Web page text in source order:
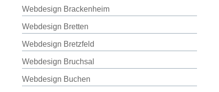
Webdesign Brackenheim
Webdesign Bretten
Webdesign Bretzfeld
Webdesign Bruchsal
Webdesign Buchen